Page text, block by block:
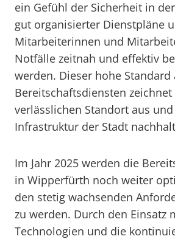
ein Gefühl der Sicherheit in
gut organisierter Dienstpläne
Mitarbeiterinnen und
Notfälle zeitnah und effektiv
werden. Dieser hohe Standard
Bereitschaftsdiensten
verlässlichen Standort aus
Infrastruktur der Stadt
Im Jahr 2025 werden die
in Wipperfürth noch weiter
den stetig wachsenden
zu werden. Durch den Einsatz
Technologien und die